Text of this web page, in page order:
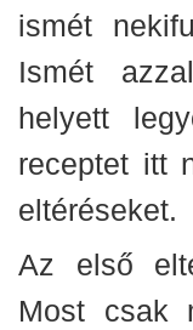
ismét
Ismét
helyett
receptet itt
eltéréseket.
Az első
Most csak